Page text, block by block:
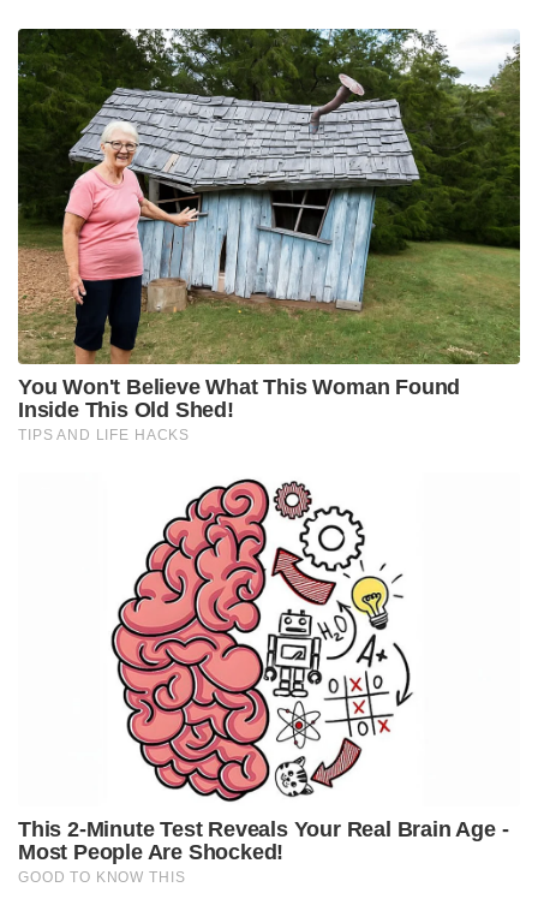
കണ്ടെത്താനും നമ്മുടെ പരമ്പരാഗത തൊഴിലാളികളെ
ആദരിക്കാനും ഈ ഉദ്യമത്തിലൂടെ സാധിക്കുന്നു
Tags: modi PM Modi gifted Macron